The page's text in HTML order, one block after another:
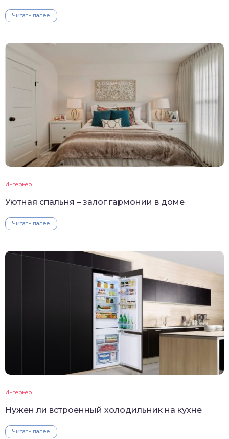
Читать далее
Интерьер
Уютная спальня – залог гармонии в доме
Читать далее
Интерьер
Нужен ли встроенный холодильник на кухне
Читать далее